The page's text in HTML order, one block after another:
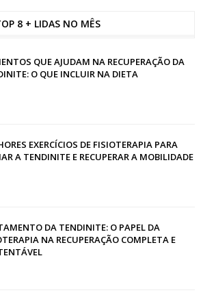
8 + LIDAS NO MÊS
QUE AJUDAM NA RECUPERAÇÃO DA
O QUE INCLUIR NA DIETA
EXERCÍCIOS DE FISIOTERAPIA PARA
A TENDINITE E RECUPERAR A MOBILIDADE
DA TENDINITE: O PAPEL DA
NA RECUPERAÇÃO COMPLETA E